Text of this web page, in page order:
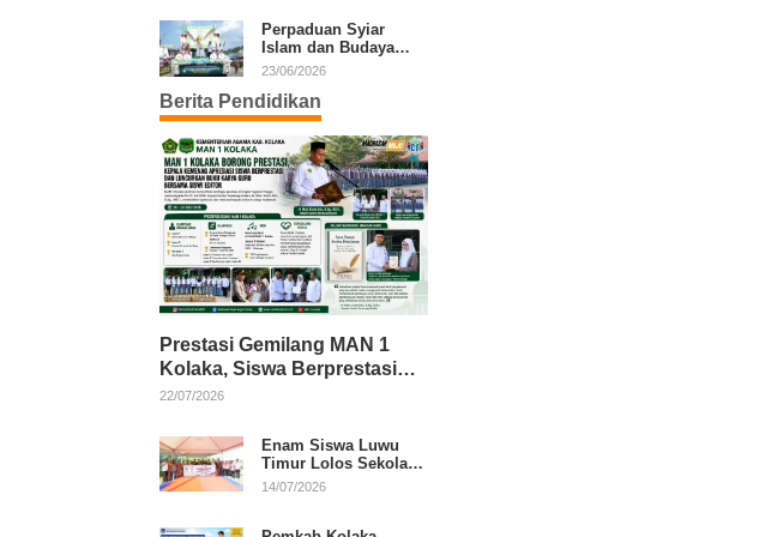
Perpaduan Syiar
Islam dan Budaya
Warnai Pawai Ta’aruf
23/06/2026
Berita Pendidikan
Prestasi Gemilang MAN 1
Kolaka, Siswa Berprestasi
dan Guru Berkarya Raih
22/07/2026
Enam Siswa Luwu
Timur Lolos Sekolah
Rakyat, Bupati: Jaga
14/07/2026